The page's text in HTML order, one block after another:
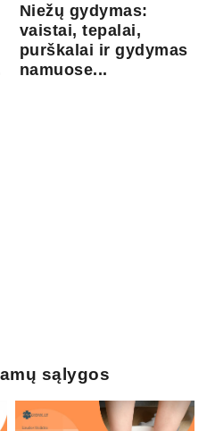
Niežų gydymas:
vaistai, tepalai,
purškalai ir gydymas
namuose...
sąlygos